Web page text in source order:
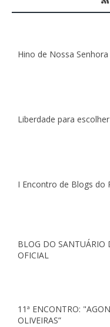
Hino de Nossa
Liberdade para escolher
I Encontro de Blogs do
BLOG DO SANTUÁRIO
OFICIAL
11ª ENCONTRO:
OLIVEIRAS”